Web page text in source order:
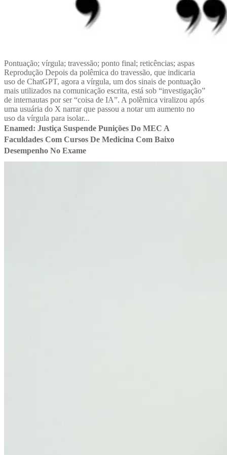
Pontuação; vírgula; travessão; ponto final; reticências; aspas
Reprodução Depois da polêmica do travessão, que indicaria
uso de ChatGPT, agora a vírgula, um dos sinais de pontuação
mais utilizados na comunicação escrita, está sob “investigação”
de internautas por ser “coisa de IA”. A polêmica viralizou após
uma usuária do X narrar que passou a notar um aumento no
uso da vírgula para isolar...
Enamed: Justiça Suspende Punições Do MEC A
Faculdades Com Cursos De Medicina Com Baixo
Desempenho No Exame